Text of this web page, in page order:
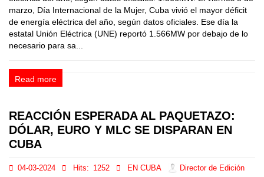
marzo, Día Internacional de la Mujer, Cuba vivió el mayor déficit
de energía eléctrica del año, según datos oficiales. Ese día la
estatal Unión Eléctrica (UNE) reportó 1.566MW por debajo de lo
necesario para sa...
Read more
REACCIÓN ESPERADA AL PAQUETAZO:
DÓLAR, EURO Y MLC SE DISPARAN EN
CUBA
04-03-2024 Hits: 1252 EN CUBA Director de Edición